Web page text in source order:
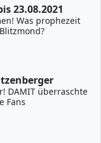
23.08.2021
Was prophezeit
DAMIT überraschte
Fans